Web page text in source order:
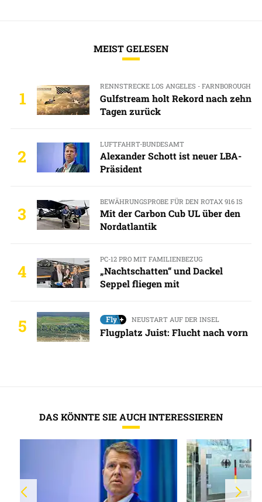
MEIST GELESEN
1
RENNSTRECKE LOS ANGELES - FARNBOROUGH
Gulfstream holt Rekord nach zehn
Tagen zurück
2
LUFTFAHRT-BUNDESAMT
Alexander Schott ist neuer LBA-
Präsident
3
BEWÄHRUNGSPROBE FÜR DEN ROTAX 916 IS
Mit der Carbon Cub UL über den
Nordatlantik
4
PC-12 PRO MIT FAMILIENBEZUG
„Nachtschatten“ und Dackel
Seppel fliegen mit
5 NEUSTART AUF DER INSEL
Flugplatz Juist: Flucht nach vorn
DAS KÖNNTE SIE AUCH INTERESSIEREN